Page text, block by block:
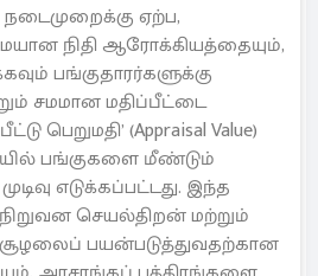
ஏற்ப,
நிதி ஆரோக்கியத்தையும்,
பங்குதாரர்களுக்கு
சமமான மதிப்பீட்டை
பெறுமதி’ (Appraisal Value)
பங்குகளை மீண்டும்
எடுக்கப்பட்டது. இந்த
செயல்திறன் மற்றும்
சூழலைப் பயன்படுத்துவதற்கான